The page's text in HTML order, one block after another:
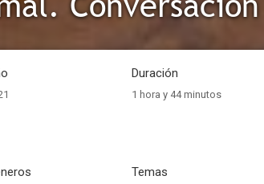
Duración
1 hora y 44 minutos
Temas